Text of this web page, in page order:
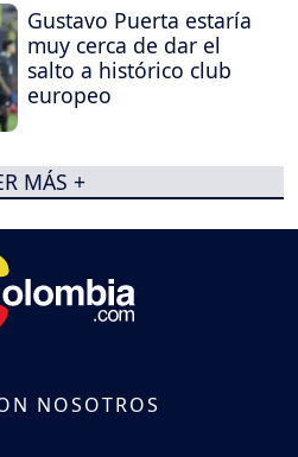
Gustavo Puerta estaría
muy cerca de dar el
salto a histórico club
europeo
MÁS +
NOSOTROS